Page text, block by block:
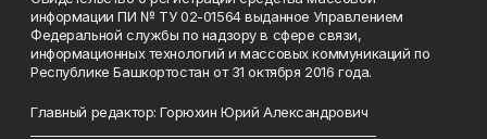
информации ПИ № ТУ 02-01564 выданное Управлением
Федеральной службы по надзору в сфере связи,
информационных технологий и массовых коммуникаций по
Республике Башкортостан от 31 октября 2016 года.
Главный редактор: Горюхин Юрий Александрович